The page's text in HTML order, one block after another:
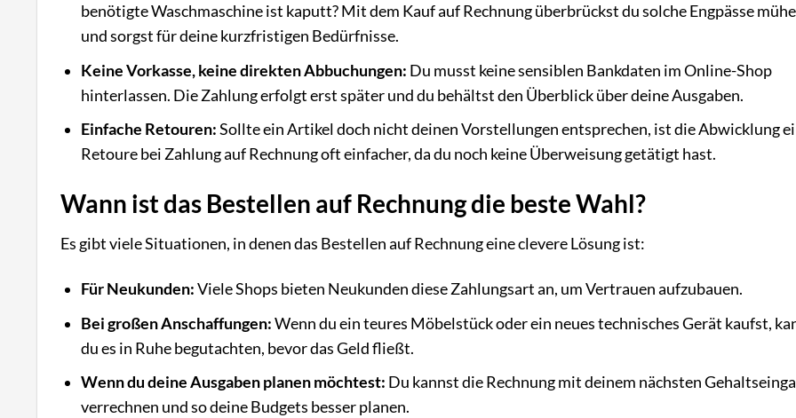
benötigte Waschmaschine ist kaputt? Mit dem Kauf auf Rechnung überbrückst du solche Engpässe
und sorgst für deine kurzfristigen Bedürfnisse.
Keine Vorkasse, keine direkten Abbuchungen: Du musst keine sensiblen Bankdaten im Online-Shop
hinterlassen. Die Zahlung erfolgt erst später und du behältst den Überblick über deine Ausgaben.
Einfache Retouren:Sollte ein Artikel doch nicht deinen Vorstellungen entsprechen, ist die Abwicklung
Retoure bei Zahlung auf Rechnung oft einfacher, da du noch keine Überweisung getätigt hast.
Wann ist das Bestellen auf Rechnung die beste Wahl?
Es gibt viele Situationen, in denen das Bestellen auf Rechnung eine clevere Lösung ist:
Für Neukunden:Viele Shops bieten Neukunden diese Zahlungsart an, um Vertrauen aufzubauen.
Bei großen Anschaffungen:Wenn du ein teures Möbelstück oder ein neues technisches Gerät kaufst,
du es in Ruhe begutachten, bevor das Geld fließt.
Wenn du deine Ausgaben planen möchtest: Du kannst die Rechnung mit deinem nächsten
verrechnen und so deine Budgets besser planen.